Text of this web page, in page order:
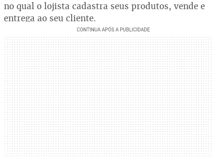
no qual o lojista cadastra seus produtos, vende e
entrega ao seu cliente.